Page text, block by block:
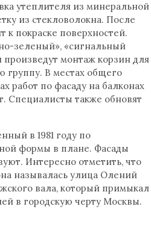
утеплителя из минеральной
из стекловолокна. После
к покраске поверхностей.
зеленый», «сигнальный
монтаж корзин для
группу. В местах общего
работ по фасаду на балконах
Специалисты также обновят
в 1981 году по
формы в плане. Фасады
Интересно отметить, что
называлась улица Олений
вала, который примыкал
в городскую черту Москвы.